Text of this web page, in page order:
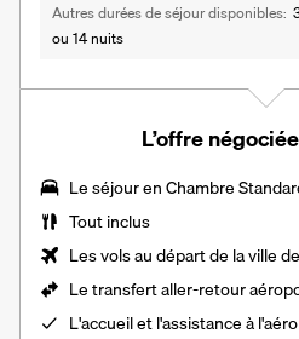
Autres durées de séjour disponibles
ou 14 nuits
L’offre
Le séjour en Chambre
Tout inclus
Les vols au départ de la ville
Letransfert aller-retour
L'accueil et l'assistance à